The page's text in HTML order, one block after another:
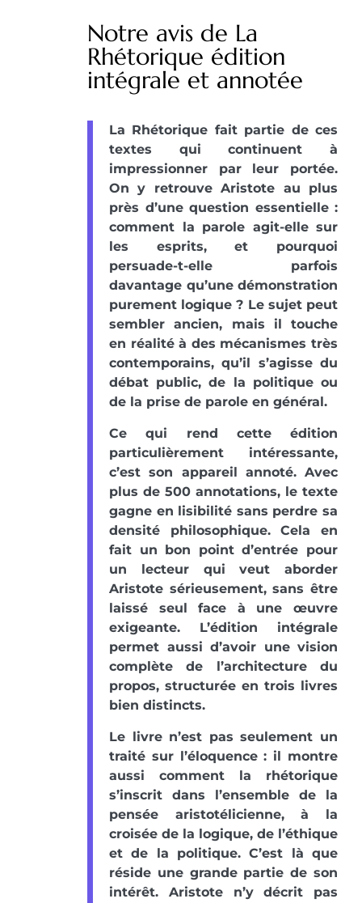
Notre avis de La
Rhétorique édition
intégrale et annotée
La Rhétorique fait partie de ces
textes qui continuent à
impressionner par leur portée.
On y retrouve Aristote au plus
près d’une question essentielle :
comment la parole agit-elle sur
les esprits, et pourquoi
persuade-t-elle parfois
davantage qu’une démonstration
purement logique ? Le sujet peut
sembler ancien, mais il touche
en réalité à des mécanismes très
contemporains, qu’il s’agisse du
débat public, de la politique ou
de la prise de parole en général.
Ce qui rend cette édition
particulièrement intéressante,
c’est son appareil annoté. Avec
plus de 500 annotations, le texte
gagne en lisibilité sans perdre sa
densité philosophique. Cela en
fait un bon point d’entrée pour
un lecteur qui veut aborder
Aristote sérieusement, sans être
laissé seul face à une œuvre
exigeante. L’édition intégrale
permet aussi d’avoir une vision
complète de l’architecture du
propos, structurée en trois livres
bien distincts.
Le livre n’est pas seulement un
traité sur l’éloquence : il montre
aussi comment la rhétorique
s’inscrit dans l’ensemble de la
pensée aristotélicienne, à la
croisée de la logique, de l’éthique
et de la politique. C’est là que
réside une grande partie de son
intérêt. Aristote n’y décrit pas